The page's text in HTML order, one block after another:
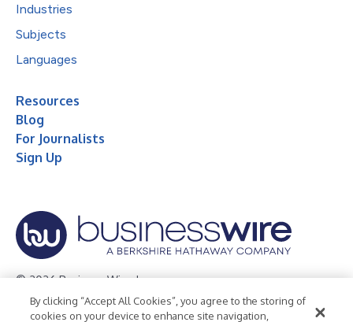
Industries
Subjects
Languages
Resources
Blog
For Journalists
Sign Up
© 2026 Business Wire, Inc.
Privacy Policy Cookie Policy Accessibility Statement
By clicking “Accept All Cookies”, you agree to the storing of
cookies on your device to enhance site navigation,